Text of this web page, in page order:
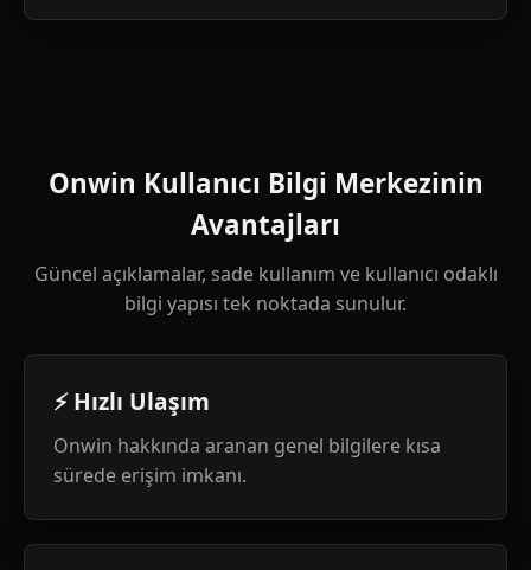
Onwin Kullanıcı Bilgi Merkezinin
Avantajları
Güncel açıklamalar, sade kullanım ve kullanıcı odaklı
bilgi yapısı tek noktada sunulur.
⚡ Hızlı Ulaşım
Onwin hakkında aranan genel bilgilere kısa
sürede erişim imkanı.